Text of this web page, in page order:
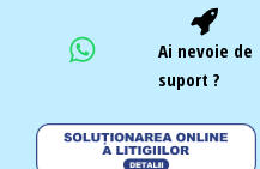
Ai nevoie de
suport ?